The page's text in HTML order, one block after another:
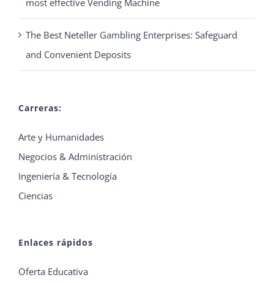
most effective Vending Machine
The Best Neteller Gambling Enterprises: Safeguard
and Convenient Deposits
Carreras:
Arte y Humanidades
Negocios & Administración
Ingeniería & Tecnología
Ciencias
Enlaces rápidos
Oferta Educativa